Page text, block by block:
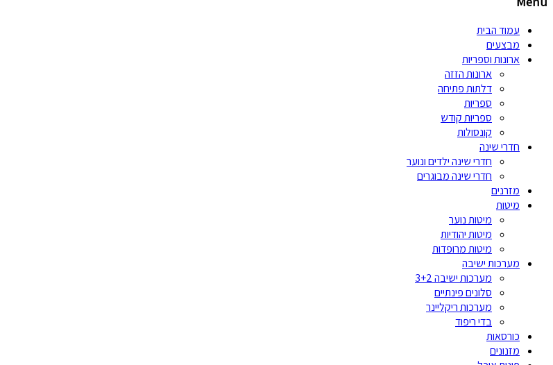
עמוד הבית
מבצעים
ארונות וספריות
ארונות הזזה
דלתות פתיחה
ספריות
ספריות קודש
קונסולות
חדרי שינה
חדרי שינה ילדים ונוער
חדרי שינה מבוגרים
מזרנים
מיטות
מיטות נוער
מיטות יהודיות
מיטות מרופדות
מערכות ישיבה
מערכות ישיבה 3+2
סלונים פינתיים
מערכות ריקליינר
בדי ריפוד
כורסאות
מזנונים